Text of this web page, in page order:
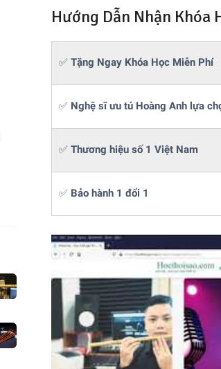
Hướng Dẫn Nhận Khóa
✅ Tặng Ngay Khóa Học Miễn Phí
✅ Nghệ sĩ ưu tú Hoàng Anh lựa
✅ Thương hiệu số 1 Việt Nam
✅ Bảo hành 1 đổi 1